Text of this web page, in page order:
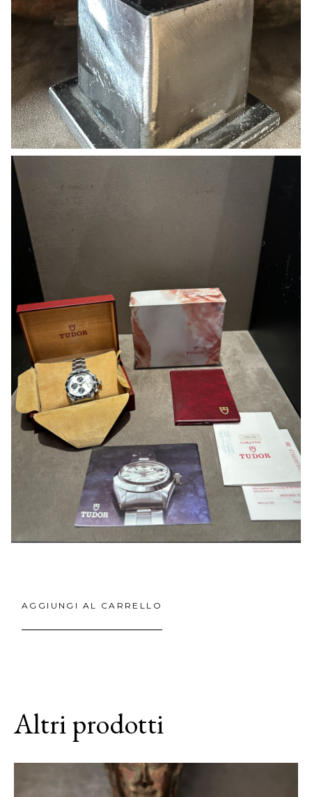
AGGIUNGI AL CARRELLO
Altri prodotti